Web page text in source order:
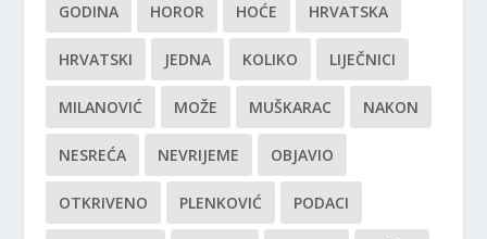
GODINA HOROR HOĆE HRVATSKA
HRVATSKI JEDNA KOLIKO LIJEČNICI
MILANOVIĆ MOŽE MUŠKARAC NAKON
NESREĆA NEVRIJEME OBJAVIO
OTKRIVENO PLENKOVIĆ PODACI